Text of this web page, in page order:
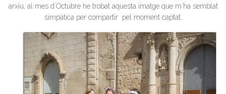
arxiu, al mes d´Octubre he trobat aquesta imatge que m´ha semblat
simpàtica per compartir pel moment captat.